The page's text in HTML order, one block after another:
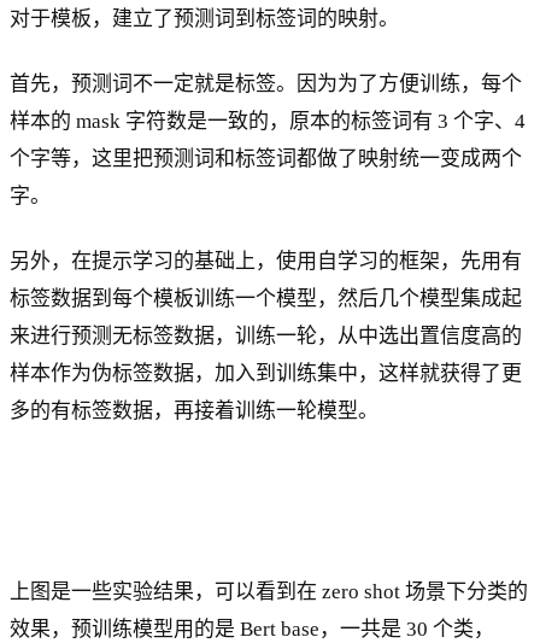
对于模板，建立了预测词到标签词的映射。
首先，预测词不一定就是标签。因为为了方便训练，每个
样本的 mask 字符数是一致的，原本的标签词有 3 个字、4
个字等，这里把预测词和标签词都做了映射统一变成两个
字。
另外，在提示学习的基础上，使用自学习的框架，先用有
标签数据到每个模板训练一个模型，然后几个模型集成起
来进行预测无标签数据，训练一轮，从中选出置信度高的
样本作为伪标签数据，加入到训练集中，这样就获得了更
多的有标签数据，再接着训练一轮模型。
上图是一些实验结果，可以看到在 zero shot 场景下分类的
效果，预训练模型用的是 Bert base，一共是 30 个类，